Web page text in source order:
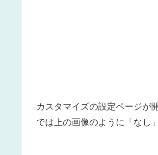
カスタマイズの設定ページが
では上の画像のように「なし